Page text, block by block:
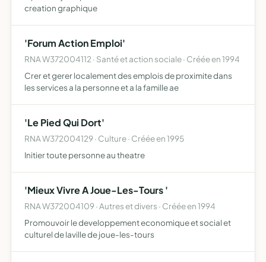
creation graphique
'Forum Action Emploi'
RNA W372004112 · Santé et action sociale · Créée en 1994
Crer et gerer localement des emplois de proximite dans
les services a la personne et a la famille ae
'Le Pied Qui Dort'
RNA W372004129 · Culture · Créée en 1995
Initier toute personne au theatre
'Mieux Vivre A Joue-Les-Tours '
RNA W372004109 · Autres et divers · Créée en 1994
Promouvoir le developpement economique et social et
culturel de laville de joue-les-tours